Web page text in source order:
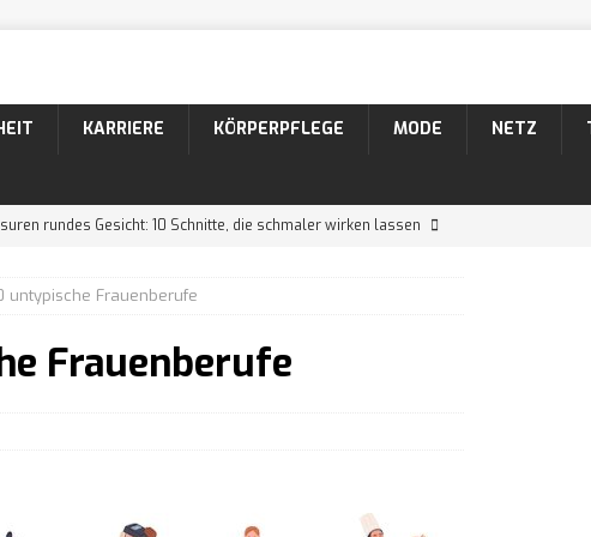
KARRIERE KÖRPERPFLEGE MODE NETZ
rundes Gesicht: 10 Schnitte, die schmaler wirken lassen
dünnes Haar: 10 Schnitte, die volleres Haar zaubern
Männer: 10 coole Varianten für lockiges Haar
KÖRPERPFLEGE
untypische Frauenberufe
Frauenberufe